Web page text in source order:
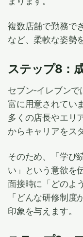
複数店舗で勤務で
など、柔軟な姿勢
ステップ8：
セブン‐イレブン
富に用意されてい
多くの店長やエリ
からキャリアをス
そのため、「学び
い」という意欲を
面接時に「どのよ
「どんな研修制
印象を与えます。